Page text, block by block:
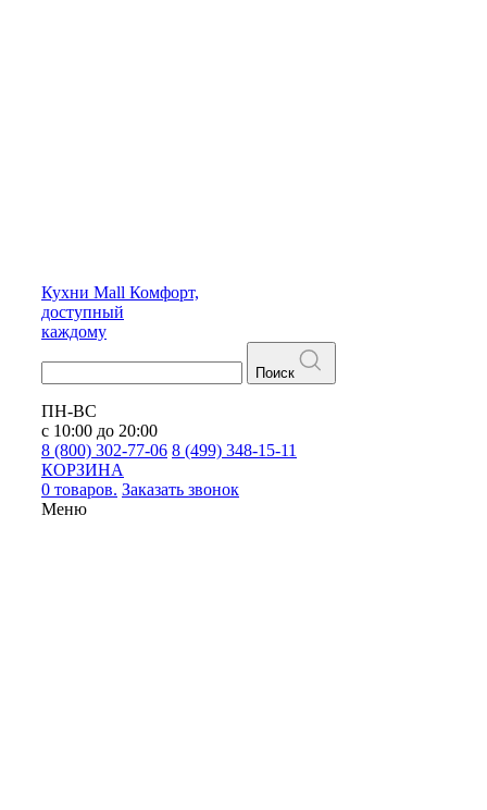
Кухни Mall Комфорт,
доступный
каждому
Поиск
ПН-ВС
с 10:00 до 20:00
8 (800) 302-77-06 8 (499) 348-15-11
КОРЗИНА
0 товаров. Заказать звонок
Меню